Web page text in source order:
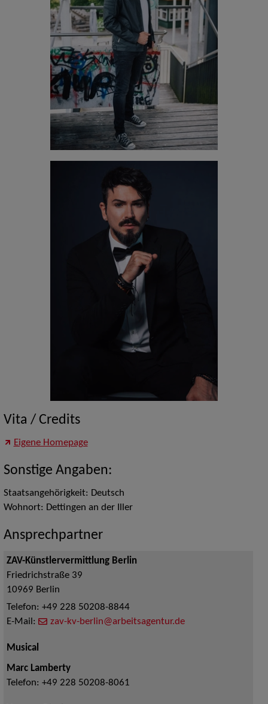
Vita / Credits
Eigene Homepage
Sonstige Angaben:
Staatsangehörigkeit: Deutsch
Wohnort: Dettingen an der Iller
Ansprechpartner
ZAV-Künstlervermittlung Berlin
Friedrichstraße 39
10969 Berlin
Telefon: +49 228 50208-8844
E-Mail:
zav-kv-berlin@arbeitsagentur.de
Musical
Marc Lamberty
Telefon: +49 228 50208-8061